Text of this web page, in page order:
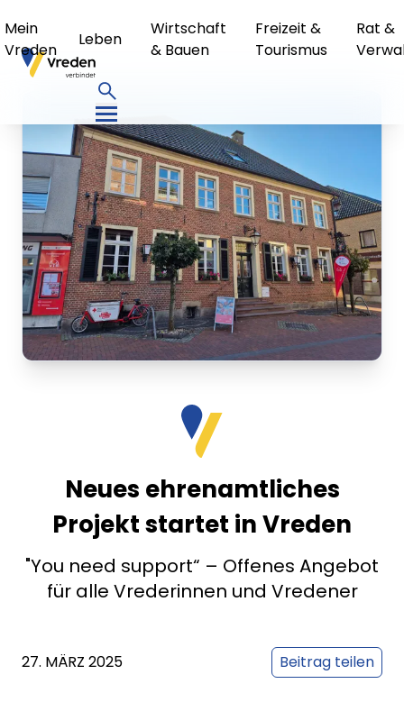
Mein
Vreden
Leben
Wirtschaft
& Bauen
Freizeit &
Tourismus
Rat &
Neues ehrenamtliches
Projekt startet in Vreden
"You need support“ – Offenes Angebot
für alle Vrederinnen und Vredener
27. MÄRZ 2025 Beitrag teilen